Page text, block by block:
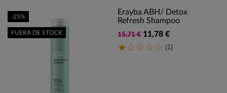
Erayba ABH/ Detox
Refresh Shampoo
15,71 € 11,78 €
(1)
-25%
FUERA DE STOCK